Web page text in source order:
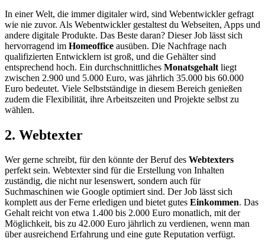
In einer Welt, die immer digitaler wird, sind Webentwickler gefragt
wie nie zuvor. Als Webentwickler gestaltest du Webseiten, Apps und
andere digitale Produkte. Das Beste daran? Dieser Job lässt sich
hervorragend im Homeoffice ausüben. Die Nachfrage nach
qualifizierten Entwicklern ist groß, und die Gehälter sind
entsprechend hoch. Ein durchschnittliches Monatsgehalt liegt
zwischen 2.900 und 5.000 Euro, was jährlich 35.000 bis 60.000
Euro bedeutet. Viele Selbstständige in diesem Bereich genießen
zudem die Flexibilität, ihre Arbeitszeiten und Projekte selbst zu
wählen.
2. Webtexter
Wer gerne schreibt, für den könnte der Beruf des Webtexters
perfekt sein. Webtexter sind für die Erstellung von Inhalten
zuständig, die nicht nur lesenswert, sondern auch für
Suchmaschinen wie Google optimiert sind. Der Job lässt sich
komplett aus der Ferne erledigen und bietet gutes Einkommen. Das
Gehalt reicht von etwa 1.400 bis 2.000 Euro monatlich, mit der
Möglichkeit, bis zu 42.000 Euro jährlich zu verdienen, wenn man
über ausreichend Erfahrung und eine gute Reputation verfügt.